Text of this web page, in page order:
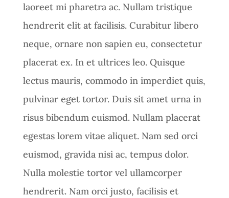
laoreet mi pharetra ac. Nullam tristique
hendrerit elit at facilisis. Curabitur libero
neque, ornare non sapien eu, consectetur
placerat ex. In et ultrices leo. Quisque
lectus mauris, commodo in imperdiet quis,
pulvinar eget tortor. Duis sit amet urna in
risus bibendum euismod. Nullam placerat
egestas lorem vitae aliquet. Nam sed orci
euismod, gravida nisi ac, tempus dolor.
Nulla molestie tortor vel ullamcorper
hendrerit. Nam orci justo, facilisis et